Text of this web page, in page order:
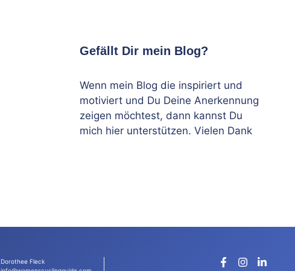
Gefällt Dir mein Blog?
Wenn mein Blog die inspiriert und
motiviert und Du Deine Anerkennung
zeigen möchtest, dann kannst Du
mich hier unterstützen. Vielen Dank
Dorothee Fleck